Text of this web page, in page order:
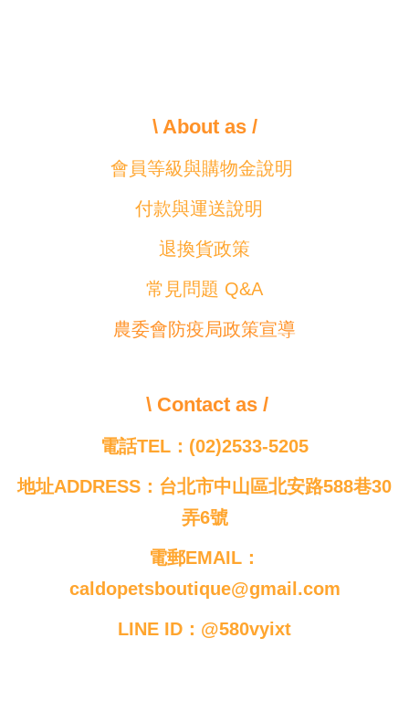
\ About as /
會員等級與購物金說明
付款與運送說明
退換貨政策
常見問題 Q&A
農委會防疫局政策宣導
\ Contact as /
電話TEL：(02)2533-5205
地址ADDRESS：台北市中山區北安路588巷30
弄6號
電郵EMAIL：
caldopetsboutique@gmail.com
LINE ID：@580vyixt